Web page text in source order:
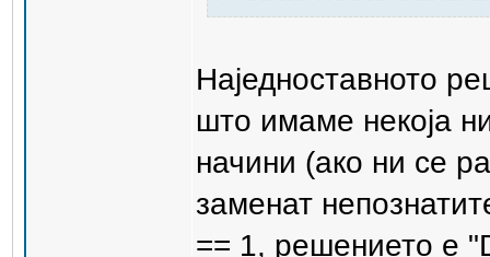
Наједноставното
што имаме некоја
начини (ако ни се
заменат
== 1, решението е